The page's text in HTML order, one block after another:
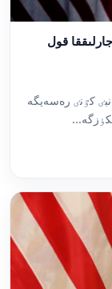
قول
كٷنٸ رەسەيگە